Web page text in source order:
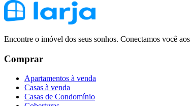
Encontre o imóvel dos seus sonhos. Conectamos você
Comprar
Apartamentos à venda
Casas à venda
Casas de Condomínio